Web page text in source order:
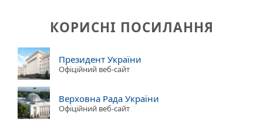
КОРИСНІ ПОСИЛАННЯ
Президент України
Офіційний веб-сайт
Верховна Рада України
Офіційний веб-сайт